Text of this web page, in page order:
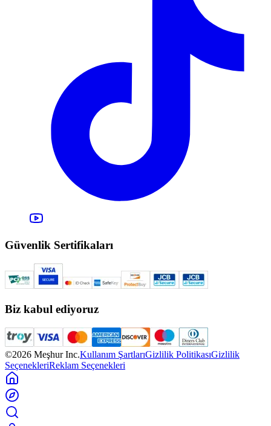
Güvenlik Sertifikaları
Biz kabul ediyoruz
©2026 Meşhur Inc.Kullanım ŞartlarıGizlilik PolitikasıGizlilik
SeçenekleriReklam Seçenekleri